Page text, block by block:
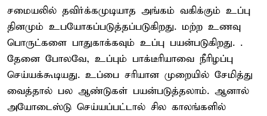
சமையலில் தவிர்க்கமுடியாத அங்கம் வகிக்கும் உப்பு
தினமும் உபயோகப்படுத்தப்படுகிறது. மற்ற உணவு
பொருட்களை பாதுகாக்கவும் உப்பு பயன்படுகிறது. .
தேனை போலவே, உப்பும் பாக்டீரியாவை நீரிழப்பு
செய்யக்கூடியது. உப்பை சரியான முறையில் சேமித்து
வைத்தால் பல ஆண்டுகள் பயன்படுத்தலாம். ஆனால்
அயோடைஸ்டு செய்யப்பட்டால் சில காலங்களில்